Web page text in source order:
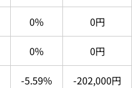
0% 0円
0% 0円
-5.59% -202,000円